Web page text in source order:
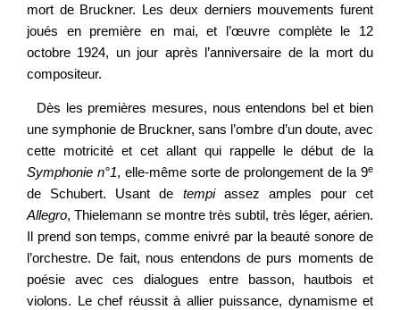
mort de Bruckner. Les deux derniers mouvements furent
joués en première en mai, et l’œuvre complète le 12
octobre 1924, un jour après l’anniversaire de la mort du
compositeur.
Dès les premières mesures, nous entendons bel et bien
une symphonie de Bruckner, sans l’ombre d’un doute, avec
cette motricité et cet allant qui rappelle le début de la
Symphonie n°1, elle-même sorte de prolongement de la 9e
de Schubert. Usant de tempiassez amples pour cet
Allegro, Thielemann se montre très subtil, très léger, aérien.
Il prend son temps, comme enivré par la beauté sonore de
l’orchestre. De fait, nous entendons de purs moments de
poésie avec ces dialogues entre basson, hautbois et
violons. Le chef réussit à allier puissance, dynamisme et